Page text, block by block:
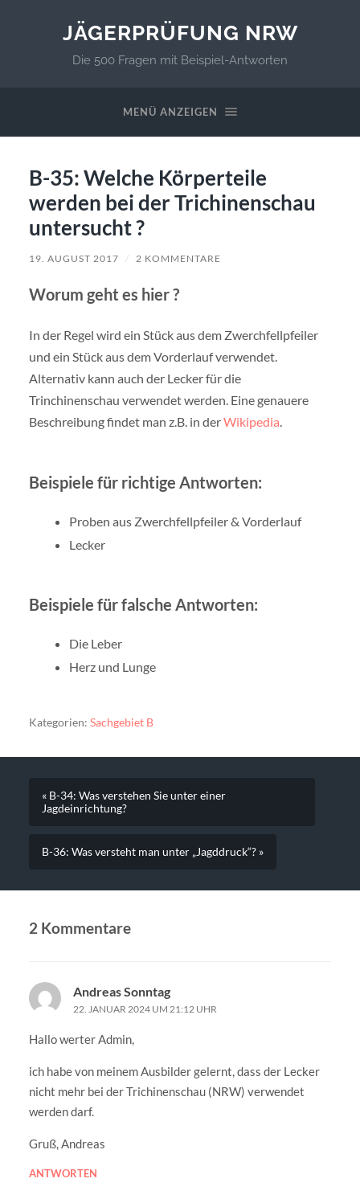
JÄGERPRÜFUNG NRW
Die 500 Fragen mit Beispiel-Antworten
MENÜ ANZEIGEN
B-35: Welche Körperteile
werden bei der Trichinenschau
untersucht ?
19. AUGUST 2017 / 2 KOMMENTARE
Worum geht es hier ?
In der Regel wird ein Stück aus dem Zwerchfellpfeiler
und ein Stück aus dem Vorderlauf verwendet.
Alternativ kann auch der Lecker für die
Trinchinenschau verwendet werden. Eine genauere
Beschreibung findet man z.B. in derWikipedia.
Beispiele für richtige Antworten:
Proben aus Zwerchfellpfeiler & Vorderlauf
Lecker
Beispiele für falsche Antworten:
Die Leber
Herz und Lunge
Kategorien: Sachgebiet B
« B-34: Was verstehen Sie unter einer
Jagdeinrichtung?
B-36: Was versteht man unter „Jagddruck“? »
2 Kommentare
Andreas Sonntag
22. JANUAR 2024 UM 21:12 UHR
Hallo werter Admin,
ich habe von meinem Ausbilder gelernt, dass der Lecker
nicht mehr bei der Trichinenschau (NRW) verwendet
werden darf.
Gruß, Andreas
ANTWORTEN